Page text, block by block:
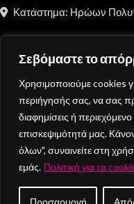
Σεβόμαστε το
Χρησιμοποιούμε cookies
περιήγησής σας, να σας
διαφημίσεις ή
επισκεψιμότητά μας.
όλων", συναινείτε στη
εμάς. Πολιτική για τα
Προσαρμογή
Κατάστημα: Ηρώων
info@moncheri.store
Copyright © 2026 Mon
{DE.CO.DE}